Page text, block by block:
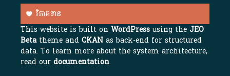
វិភាគទាន
This website is built onWordPressusing theJEO
Betatheme andCKAN as back-end for structured
data. To learn more about the system architecture,
read ourdocumentation.